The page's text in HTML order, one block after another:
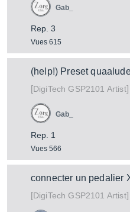
Rep. 3
Vues 615
Gab_
(help!) Preset
[DigiTech GSP2101 Artist]
Rep. 1
Vues 566
Gab_
connecter un pedalier
[DigiTech GSP2101 Artist]